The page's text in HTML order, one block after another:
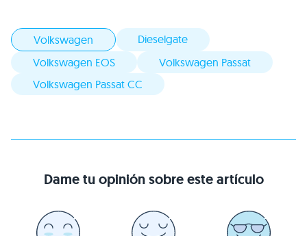
Volkswagen
Dieselgate
Volkswagen EOS
Volkswagen Passat
Volkswagen Passat CC
Dame tu opinión sobre este artículo